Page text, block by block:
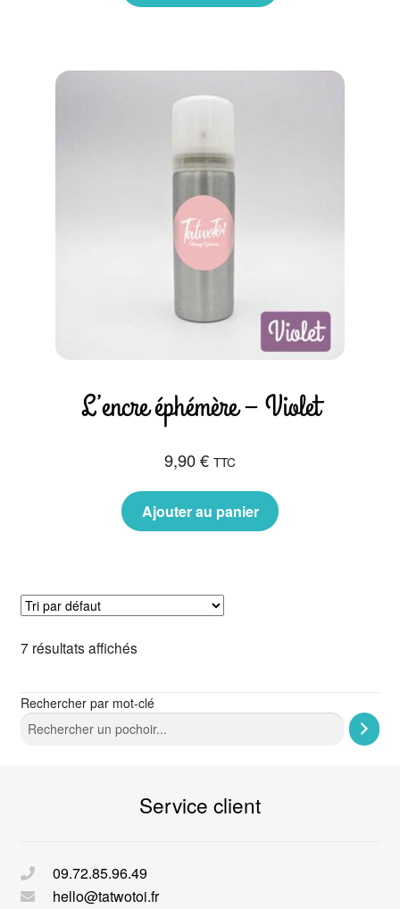
L’encre éphémère – Violet
9,90€ TTC
Ajouter au panier
7 résultats affichés
Rechercher par mot-clé
Service client
09.72.85.96.49
hello@tatwotoi.fr